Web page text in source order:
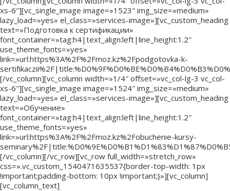
xs-6″][vc_single_image image=»1523″ img_size=»medium»
lazy_load=»yes» el_class=»services-image»][vc_custom_heading
text=»Подготовка к сертификации»
font_container=»tag:h4|text_align:left|line_height:1.2″
use_theme_fonts=»yes»
link=»url:https%3A%2F%2Fmoz.kz%2Fpodgotovka-k-
[/vc_column][vc_column width=»1/4″ offset=»vc_col-lg-3 vc_col-
xs-6″][vc_single_image image=»1524″ img_size=»medium»
lazy_load=»yes» el_class=»services-image»][vc_custom_heading
text=»Обучение»
font_container=»tag:h4|text_align:left|line_height:1.2″
use_theme_fonts=»yes»
link=»url:https%3A%2F%2Fmoz.kz%2Fobuchenie-kursy-
[/vc_column][/vc_row][vc_row full_width=»stretch_row»
css=».vc_custom_1540471635537{border-top-width: 1px
!important;padding-bottom: 10px !important;}»][vc_column]
[vc_column_text]